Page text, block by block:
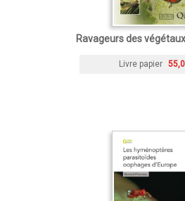
Ravageurs des
Livre papier